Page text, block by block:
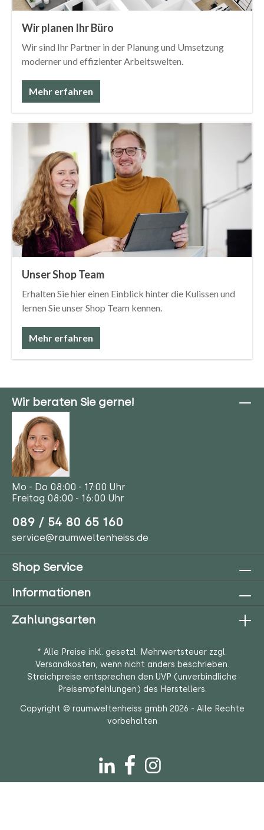
Wir planen Ihr Büro
Wir sind Ihr Partner in der Planung und Umsetzung
moderner und effizienter Arbeitswelten.
Mehr erfahren
Unser Shop Team
Erhalten Sie hier einen Einblick hinter die Kulissen und
lernen Sie unser Shop Team kennen.
Mehr erfahren
Wir beraten Sie gerne!
Mo - Do 08:00 - 17:00 Uhr
Freitag 08:00 - 16:00 Uhr
089 / 54 80 65 160
service@raumweltenheiss.de
Shop Service
Informationen
Zahlungsarten
* Alle Preise inkl. gesetzl. Mehrwertsteuer zzgl.
Versandkosten, wenn nicht anders beschrieben.
Streichpreise entsprechen den UVP (unverbindliche
Preisempfehlungen) des Herstellers.
Copyright © raumweltenheiss gmbh 2026 - Alle Rechte
vorbehalten